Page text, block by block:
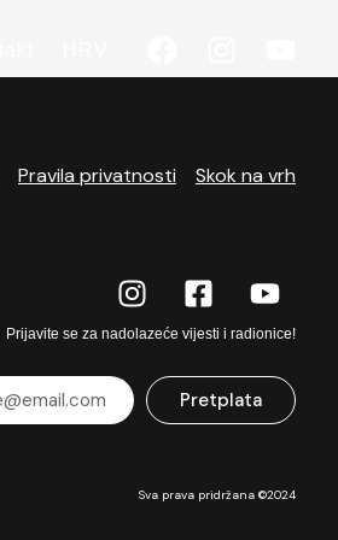
Pravila privatnosti Skok na vrh
Prijavite se za nadolazeće vijesti i radionice!
Pretplata
Sva prava pridržana ©2024